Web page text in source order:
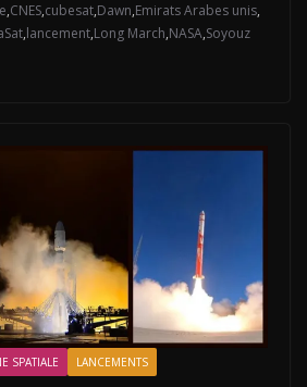
,CNES,cubesat,Dawn,Emirats Arabes unis,
,lancement,Long March,NASA,Soyouz
SPATIALE LANCEMENTS